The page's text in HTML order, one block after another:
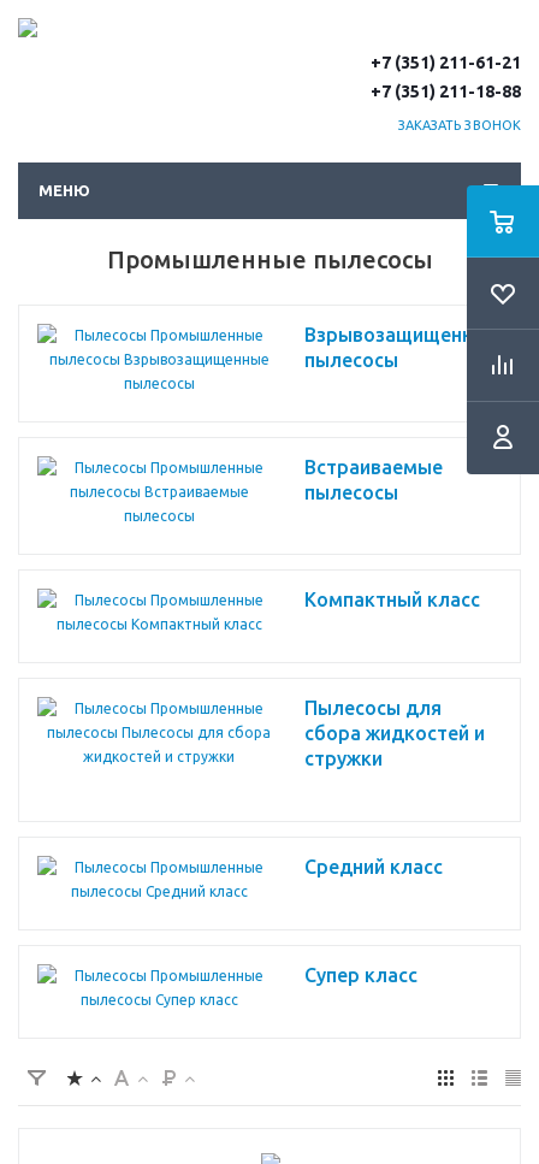
+7 (351) 211-61-21
+7 (351) 211-18-88
ЗАКАЗАТЬ ЗВОНОК
МЕНЮ
Промышленные пылесосы
Взрывозащищенные
пылесосы
Встраиваемые
пылесосы
Компактный класс
Пылесосы для
сбора жидкостей и
стружки
Средний класс
Супер класс